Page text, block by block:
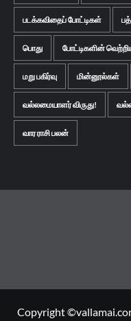
படக்கவிதைப் போட்டிகள்
பொது போட்டிகளின்
மறு பகிர்வு மின்னூல்கள்
வல்லமையாளர் விருது!
வார ராசி பலன்
Copyright